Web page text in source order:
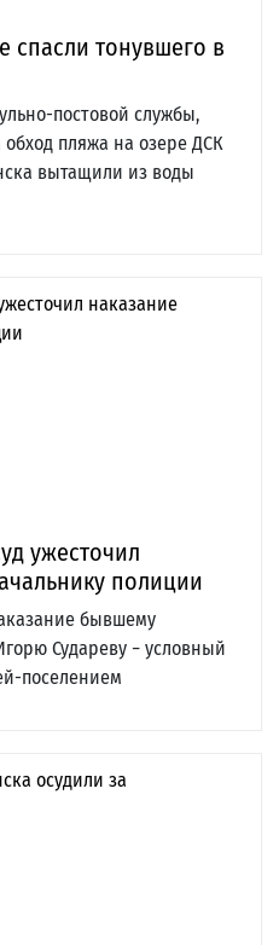
спасли тонувшего в
постовой службы,
пляжа на озере ДСК
вытащили из воды
ужесточил
полиции
бывшему
Судареву − условный
поселением